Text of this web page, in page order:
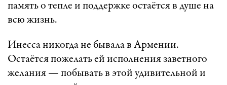
память о тепле и поддержке остаётся в душе на
всю жизнь.
Инесса никогда не бывала в Армении.
Остаётся пожелать ей исполнения заветного
желания — побывать в этой удивительной и